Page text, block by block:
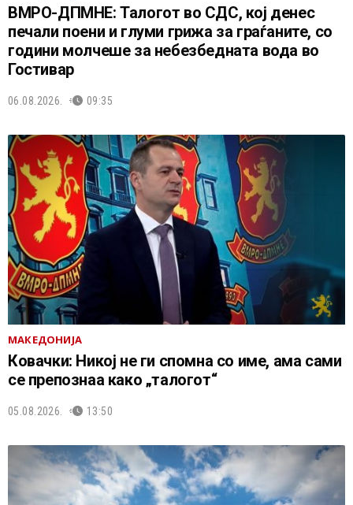
ВМРО-ДПМНЕ: Талогот во СДС, кој денес
печали поени и глуми грижа за граѓаните, со
години молчеше за небезбедната вода во
Гостивар
06.08.2026. 09:35
МАКЕДОНИЈА
Ковачки: Никој не ги спомна со име, ама сами
се препознаа како „талогот“
05.08.2026. 13:50